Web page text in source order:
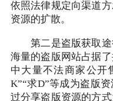
依照法律规定向渠道
资源的扩散。
第二是盗版获取途
海量的盗版网站占据
中大量不法商家公开
K”“求D”等成为盗版
过分享盗版资源的方